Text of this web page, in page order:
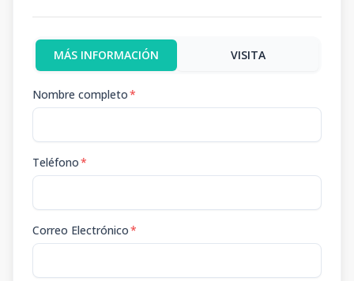
MÁS INFORMACIÓN VISITA
Nombre completo*
Teléfono*
Correo Electrónico*